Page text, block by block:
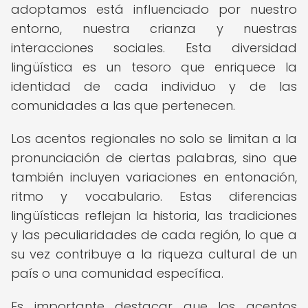
adoptamos está influenciado por nuestro
entorno, nuestra crianza y nuestras
interacciones sociales. Esta diversidad
lingüística es un tesoro que enriquece la
identidad de cada individuo y de las
comunidades a las que pertenecen.
Los acentos regionales no solo se limitan a la
pronunciación de ciertas palabras, sino que
también incluyen variaciones en entonación,
ritmo y vocabulario. Estas diferencias
lingüísticas reflejan la historia, las tradiciones
y las peculiaridades de cada región, lo que a
su vez contribuye a la riqueza cultural de un
país o una comunidad específica.